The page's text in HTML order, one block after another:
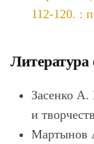
112-120. :
Литература
Засенко
и
Мартынов